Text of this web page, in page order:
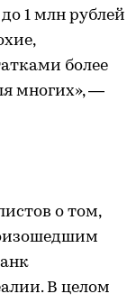
1 млн рублей
более
многих», —
о том,
В целом